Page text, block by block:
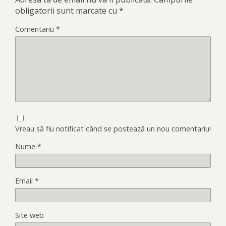
obligatorii sunt marcate cu *
Comentariu *
Vreau să fiu notificat când se postează un nou comentariu!
Nume *
Email *
Site web